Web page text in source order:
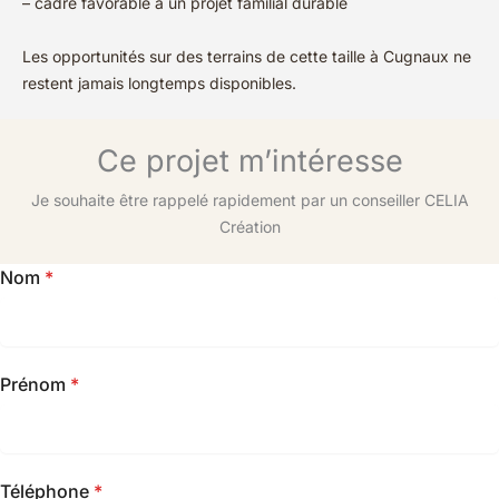
Les opportunités sur des terrains de cette taille à Cugnaux ne
restent jamais longtemps disponibles.
Ce projet m’intéresse
Je souhaite être rappelé rapidement par un conseiller CELIA
Création
Nom *
Prénom *
Téléphone *